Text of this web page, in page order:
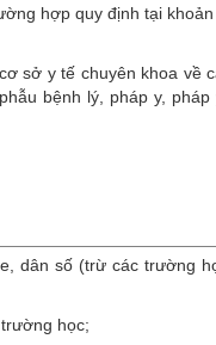
hợp quy định tại
sở y tế chuyên khoa về
bệnh lý, pháp y, pháp
dân số (trừ các trường
học;